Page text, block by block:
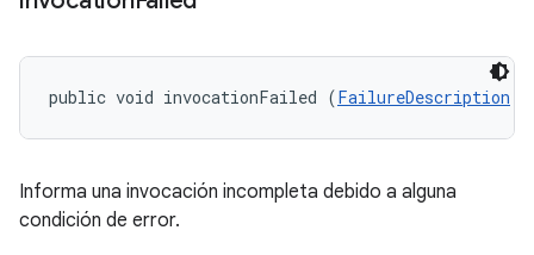
public void invocationFailed (FailureDescription
Informa una invocación incompleta debido a alguna
condición de error.